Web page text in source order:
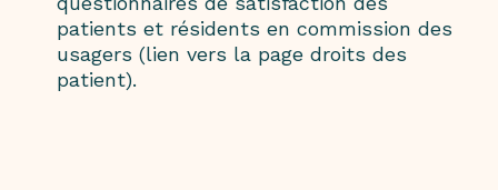
patients et résidents en commission des
usagers (lien vers la page droits des
patient).